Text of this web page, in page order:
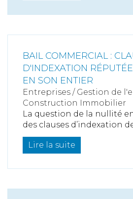
BAIL COMMERCIAL :
D'INDEXATION
EN SON ENTIER
Entreprises / Gestion de
Construction Immobilier
La question de la nullité
des clauses d’indexation
Lire la suite